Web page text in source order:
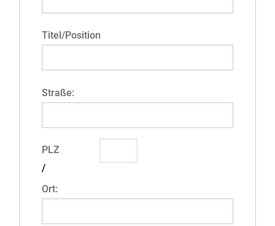
Titel/Position
Straße:
PLZ
/
Ort: